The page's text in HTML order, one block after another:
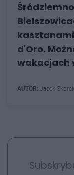
d'Oro.
wakacjach
AUTOR: Jacek Skorek